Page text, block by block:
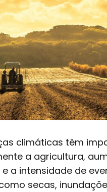
climáticas têm
a agricultura,
a intensidade de
secas,